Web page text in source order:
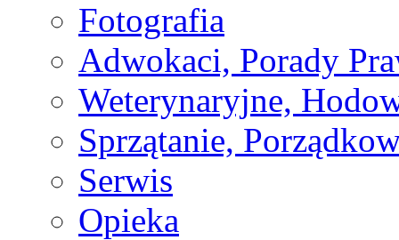
Fotografia
Adwokaci, Porady
Weterynaryjne,
Sprzątanie,
Serwis
Opieka